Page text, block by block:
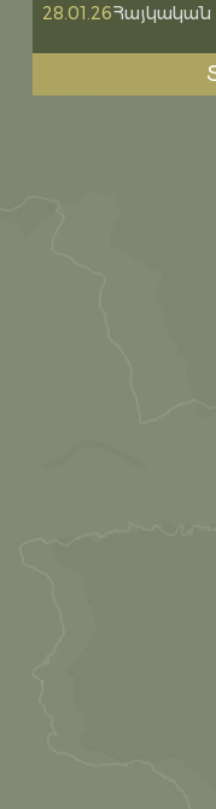
28.01.26